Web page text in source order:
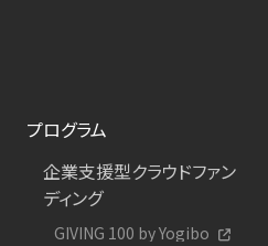
プログラム
企業支援型クラウドファン
ディング
GIVING 100 by Yogibo